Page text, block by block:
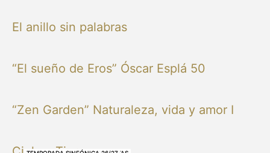
El anillo sin palabras
“El sueño de Eros” Óscar Esplá 50
“Zen Garden” Naturaleza, vida y amor I